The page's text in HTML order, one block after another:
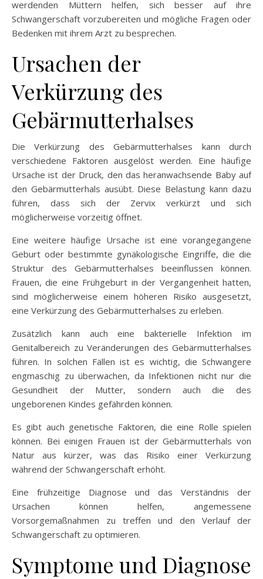
werdenden Müttern helfen, sich besser auf ihre
Schwangerschaft vorzubereiten und mögliche Fragen oder
Bedenken mit ihrem Arzt zu besprechen.
Ursachen der
Verkürzung des
Gebärmutterhalses
Die Verkürzung des Gebärmutterhalses kann durch
verschiedene Faktoren ausgelöst werden. Eine häufige
Ursache ist der Druck, den das heranwachsende Baby auf
den Gebärmutterhals ausübt. Diese Belastung kann dazu
führen, dass sich der Zervix verkürzt und sich
möglicherweise vorzeitig öffnet.
Eine weitere häufige Ursache ist eine vorangegangene
Geburt oder bestimmte gynäkologische Eingriffe, die die
Struktur des Gebärmutterhalses beeinflussen können.
Frauen, die eine Frühgeburt in der Vergangenheit hatten,
sind möglicherweise einem höheren Risiko ausgesetzt,
eine Verkürzung des Gebärmutterhalses zu erleben.
Zusätzlich kann auch eine bakterielle Infektion im
Genitalbereich zu Veränderungen des Gebärmutterhalses
führen. In solchen Fällen ist es wichtig, die Schwangere
engmaschig zu überwachen, da Infektionen nicht nur die
Gesundheit der Mutter, sondern auch die des
ungeborenen Kindes gefährden können.
Es gibt auch genetische Faktoren, die eine Rolle spielen
können. Bei einigen Frauen ist der Gebärmutterhals von
Natur aus kürzer, was das Risiko einer Verkürzung
während der Schwangerschaft erhöht.
Eine frühzeitige Diagnose und das Verständnis der
Ursachen können helfen, angemessene
Vorsorgemaßnahmen zu treffen und den Verlauf der
Schwangerschaft zu optimieren.
Symptome und Diagnose